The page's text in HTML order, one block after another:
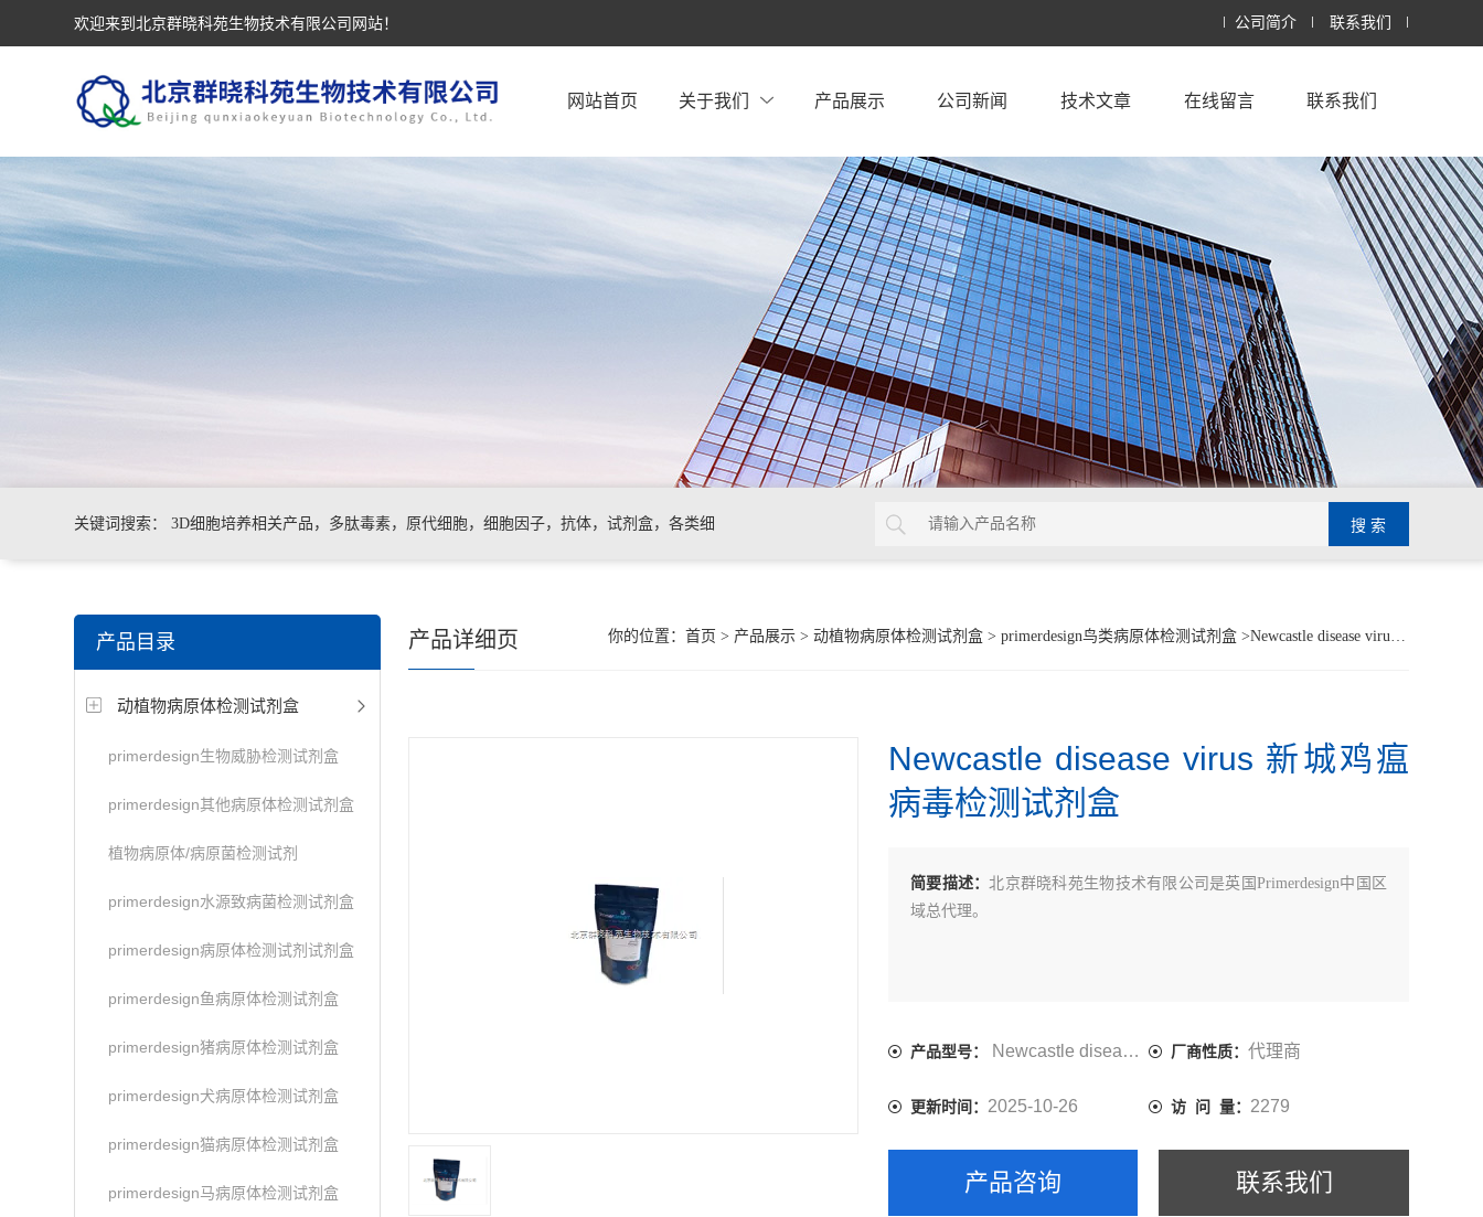
欢迎来到北京群晓科苑生物技术有限公司网站！ 公司简介 联系我们
网站首页 关于我们 产品展示 公司新闻 技术文章 在线留言 联系我们
关键词搜索： 3D细胞培养相关产品，多肽毒素，原代细胞，细胞因子，抗体，试剂盒，各类细
产品目录
动植物病原体检测试剂盒
primerdesign生物威胁检测试剂盒
primerdesign其他病原体检测试剂盒
植物病原体/病原菌检测试剂
primerdesign水源致病菌检测试剂盒
primerdesign病原体检测试剂试剂盒
primerdesign鱼病原体检测试剂盒
primerdesign猪病原体检测试剂盒
primerdesign犬病原体检测试剂盒
primerdesign猫病原体检测试剂盒
primerdesign马病原体检测试剂盒
你的位置：首页 > 产品展示 >动植物病原体检测试剂盒 >primerdesign鸟类病原体检测试剂盒 >Newcastle disease virus 新城鸡瘟病毒检测试剂盒
产品详细页
Newcastle disease virus 新城鸡瘟
病毒检测试剂盒
简要描述：北京群晓科苑生物技术有限公司是英国Primerdesign中国区
域总代理。
产品型号： Newcastle disease virus 厂商性质： 代理商
更新时间： 2025-10-26 访 问 量： 2279
产品咨询 联系我们